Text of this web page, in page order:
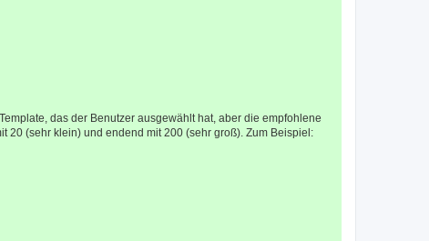
das der Benutzer ausgewählt hat, aber die empfohlene
20 (sehr klein) und endend mit 200 (sehr groß). Zum Beispiel: